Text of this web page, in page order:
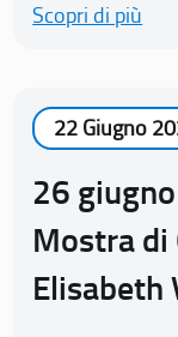
Scopri di più
22 Giugno
26
Mostra di
Elisabeth